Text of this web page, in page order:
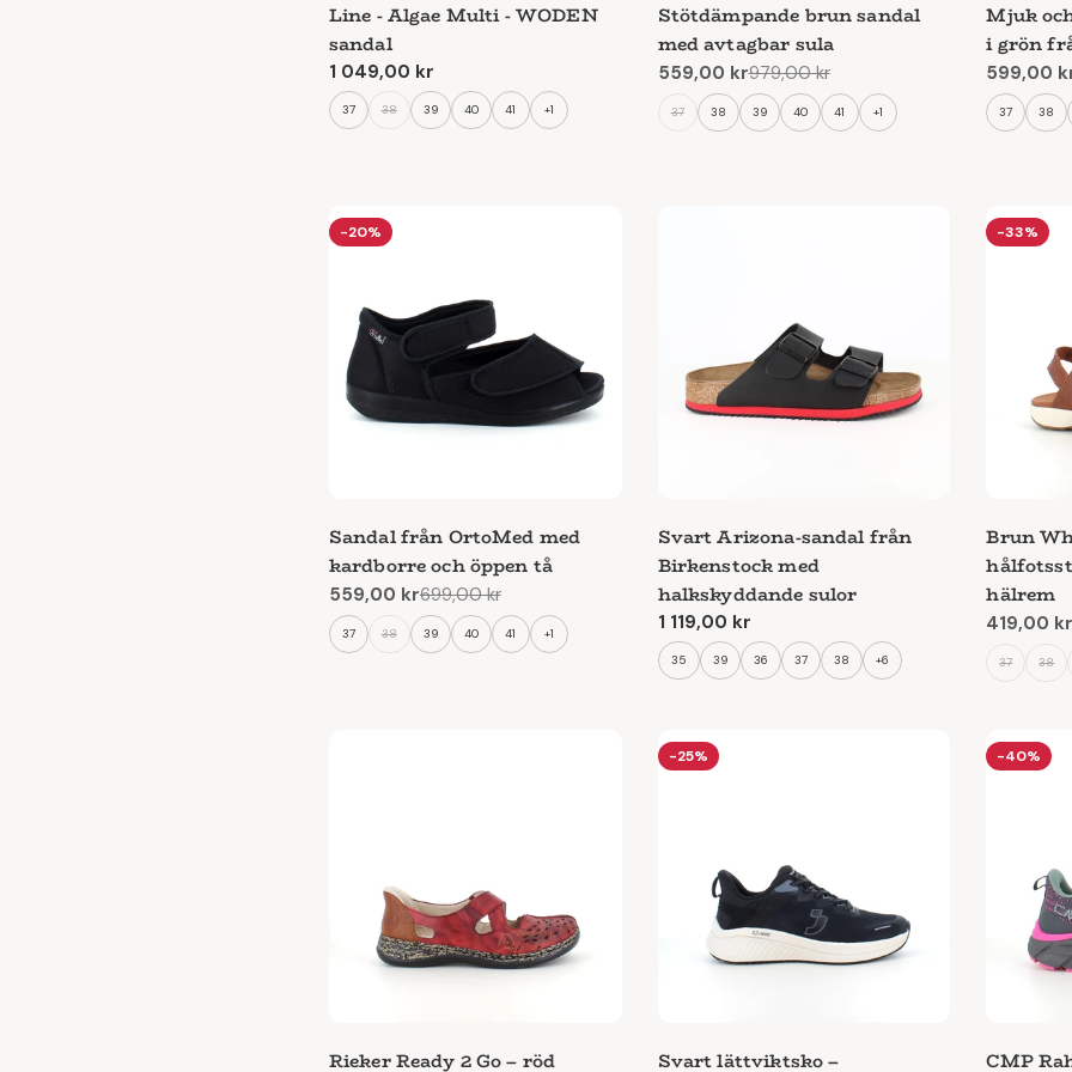
Line - Algae Multi - WODEN
sandal
Ordinarie
pris
1 049,00 kr
37 38 39 40 41 +1
Stötdämpande brun sandal
med avtagbar sula
Reapris
559,00 kr
Ordinarie
pris
979,00 kr
37 38 39 40 41 +1
Mjuk
i grön
Reapris
599,00
Ordinarie
pris
37 38
-20%
Sandal från OrtoMed med
kardborre och öppen tå
Reapris
559,00 kr
Ordinarie
pris
699,00 kr
37 38 39 40 41 +1
Svart Arizona-sandal från
Birkenstock med
halkskyddande sulor
Ordinarie
pris
1 119,00 kr
35 39 36 37 38 +6
-33%
Brun
hälrem
Reapris
419,00
Ordinarie
pris
37 38
Rieker Ready 2 Go – röd
-25%
Svart lättviktsko –
-40%
CMP